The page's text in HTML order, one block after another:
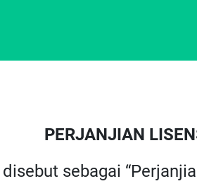
PERJANJIAN
sebagai